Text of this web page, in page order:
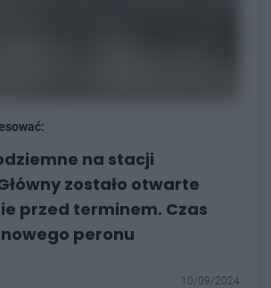
na stacji
zostało otwarte
przed terminem. Czas
peronu
10/09/2024